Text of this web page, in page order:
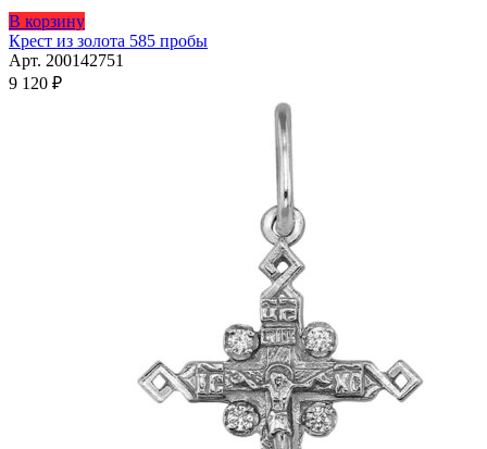
В корзину
Крест из золота 585 пробы
Арт. 200142751
9 120 ₽